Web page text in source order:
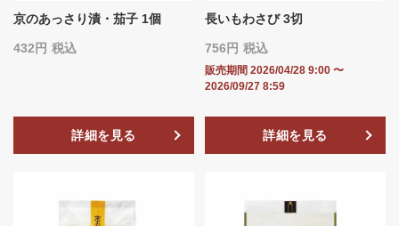
京のあっさり漬・茄子 1個
432 税込
詳細を見る
長いもわさび 3切
756 税込
販売期間 2026/04/28 9:00 〜
2026/09/27 8:59
詳細を見る